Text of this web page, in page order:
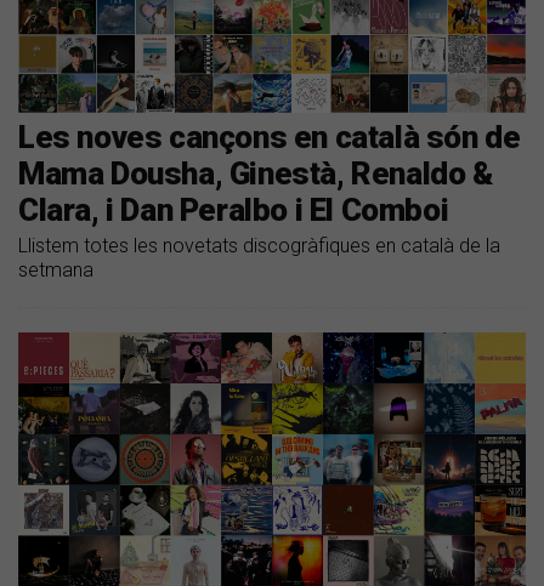
Les noves cançons en català són de
Mama Dousha, Ginestà, Renaldo &
Clara, i Dan Peralbo i El Comboi
Llistem totes les novetats discogràfiques en català de la
setmana